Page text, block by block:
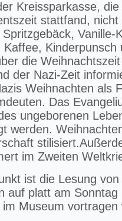
Kreissparkasse,
stattfand,
Vanille-
Kinderpunsch
die
der Nazi-Zeit
Weihnachten als
Das
ungeborenen
werden.
im Zweiten
ist die Lesung von
auf platt am
Museum vortragen